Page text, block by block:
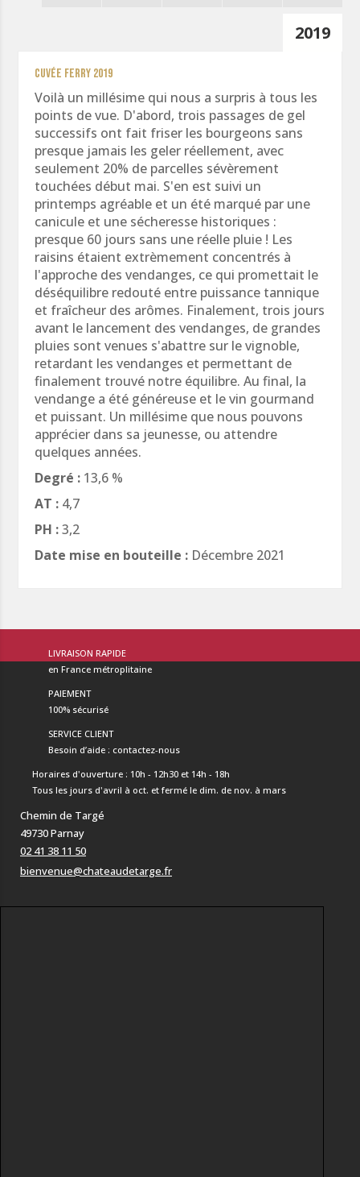
2019
Cuvée Ferry 2019
Voilà un millésime qui nous a surpris à tous les
points de vue. D'abord, trois passages de gel
successifs ont fait friser les bourgeons sans
presque jamais les geler réellement, avec
seulement 20% de parcelles sévèrement
touchées début mai. S'en est suivi un
printemps agréable et un été marqué par une
canicule et une sécheresse historiques :
presque 60 jours sans une réelle pluie ! Les
raisins étaient extrèmement concentrés à
l'approche des vendanges, ce qui promettait le
déséquilibre redouté entre puissance tannique
et fraîcheur des arômes. Finalement, trois jours
avant le lancement des vendanges, de grandes
pluies sont venues s'abattre sur le vignoble,
retardant les vendanges et permettant de
finalement trouvé notre équilibre. Au final, la
vendange a été généreuse et le vin gourmand
et puissant. Un millésime que nous pouvons
apprécier dans sa jeunesse, ou attendre
quelques années.
Degré : 13,6 %
AT : 4,7
PH :3,2
Date mise en bouteille : Décembre 2021
LIVRAISON RAPIDE
en France métroplitaine
PAIEMENT
100% sécurisé
SERVICE CLIENT
Besoin d’aide : contactez-nous
Horaires d'ouverture : 10h - 12h30 et 14h - 18h
Tous les jours d'avril à oct. et fermé le dim. de nov. à mars
Chemin de Targé
49730 Parnay
02 41 38 11 50
bienvenue@chateaudetarge.fr